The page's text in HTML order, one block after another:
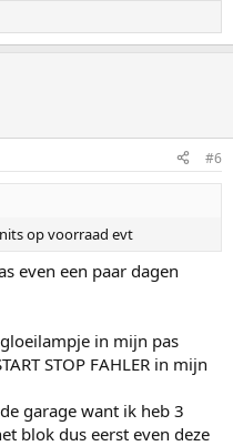
#6
op voorraad evt
even een paar dagen
in mijn pas
STOP FAHLER in mijn
garage want ik heb 3
blok dus eerst even deze